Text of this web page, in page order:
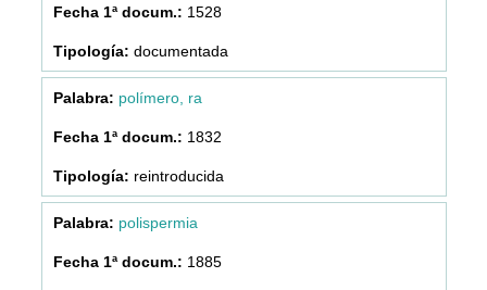
1528
documentada
polímero, ra
1832
reintroducida
polispermia
1885